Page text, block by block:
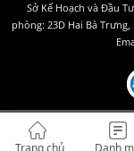
Sở Kế Hoạch và Đầu
phòng: 23D Hai Bà
Trang chủ Danh